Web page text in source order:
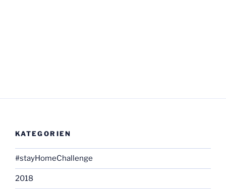
KATEGORIEN
#stayHomeChallenge
2018